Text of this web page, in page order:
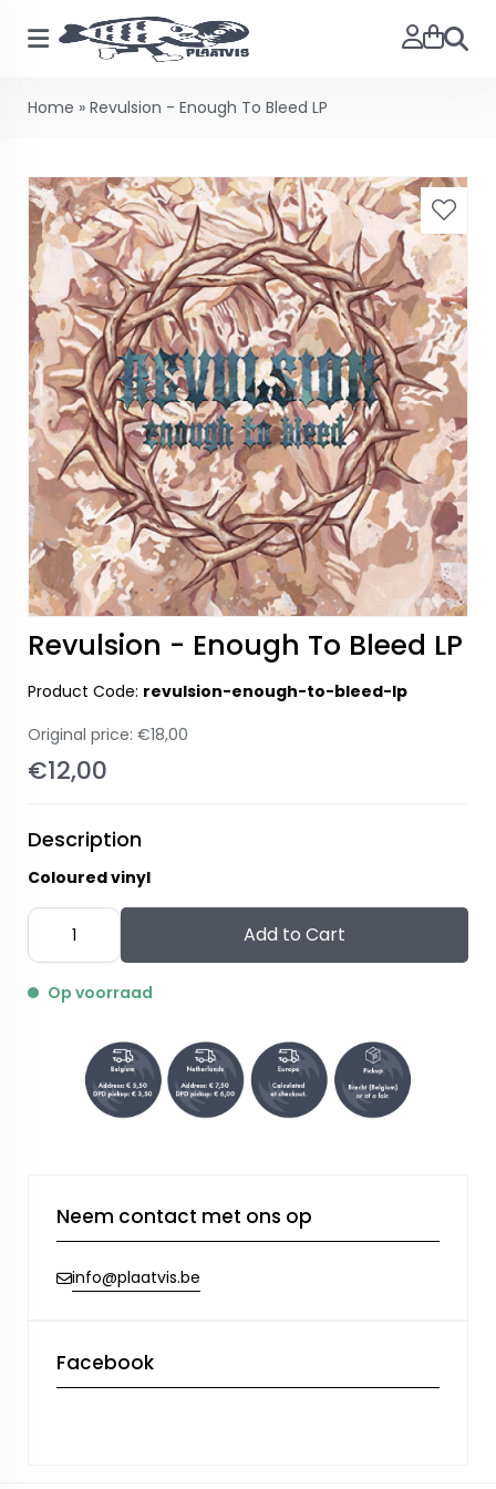
Search
Home » Revulsion - Enough To Bleed LP
Revulsion - Enough To Bleed LP
Product Code: revulsion-enough-to-bleed-lp
Original price: €18,00
€12,00
Description
Coloured vinyl
Add to Cart
Op voorraad
Neem contact met ons op
info@plaatvis.be
Facebook